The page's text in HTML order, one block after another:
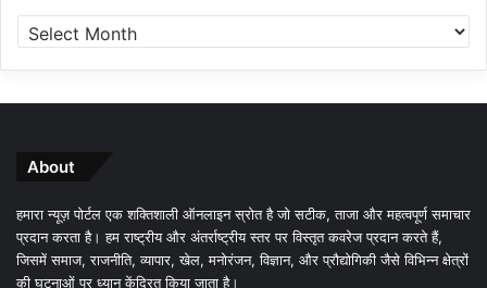
About
हमारा न्यूज़ पोर्टल एक शक्तिशाली ऑनलाइन स्रोत है जो सटीक, ताजा और महत्वपूर्ण समाचार
प्रदान करता है। हम राष्ट्रीय और अंतर्राष्ट्रीय स्तर पर विस्तृत कवरेज प्रदान करते हैं,
जिसमें समाज, राजनीति, व्यापार, खेल, मनोरंजन, विज्ञान, और प्रौद्योगिकी जैसे विभिन्न क्षेत्रों
की घटनाओं पर ध्यान केंद्रित किया जाता है।